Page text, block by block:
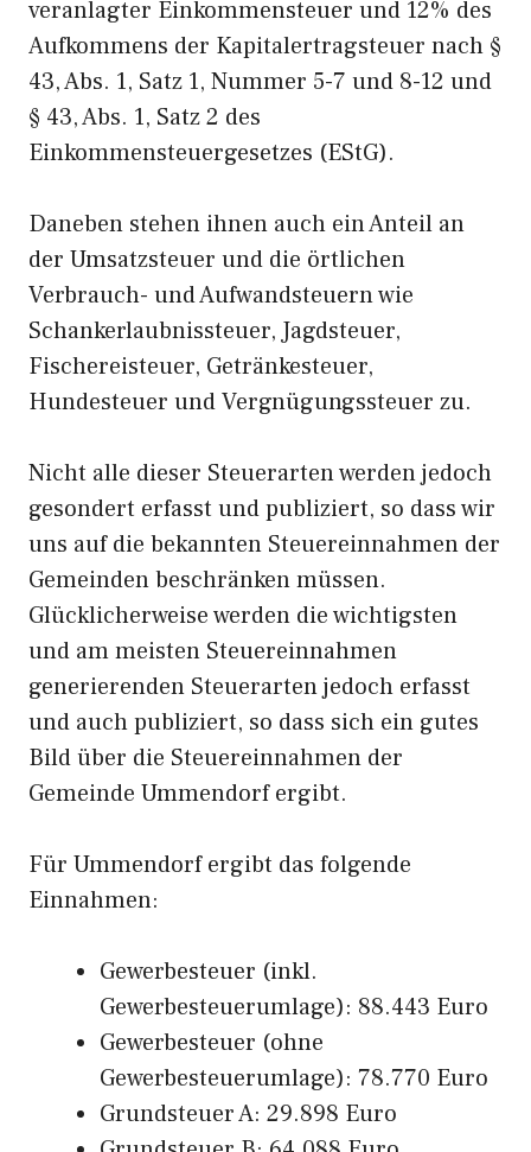
veranlagter Einkommensteuer und 12% des
Aufkommens der Kapitalertragsteuer nach §
43, Abs. 1, Satz 1, Nummer 5-7 und 8-12 und
§ 43, Abs. 1, Satz 2 des
Einkommensteuergesetzes (EStG).
Daneben stehen ihnen auch ein Anteil an
der Umsatzsteuer und die örtlichen
Verbrauch- und Aufwandsteuern wie
Schankerlaubnissteuer, Jagdsteuer,
Fischereisteuer, Getränkesteuer,
Hundesteuer und Vergnügungssteuer zu.
Nicht alle dieser Steuerarten werden jedoch
gesondert erfasst und publiziert, so dass wir
uns auf die bekannten Steuereinnahmen der
Gemeinden beschränken müssen.
Glücklicherweise werden die wichtigsten
und am meisten Steuereinnahmen
generierenden Steuerarten jedoch erfasst
und auch publiziert, so dass sich ein gutes
Bild über die Steuereinnahmen der
Gemeinde Ummendorf ergibt.
Für Ummendorf ergibt das folgende
Einnahmen:
Gewerbesteuer (inkl.
Gewerbesteuerumlage): 88.443 Euro
Gewerbesteuer (ohne
Gewerbesteuerumlage): 78.770 Euro
Grundsteuer A: 29.898 Euro